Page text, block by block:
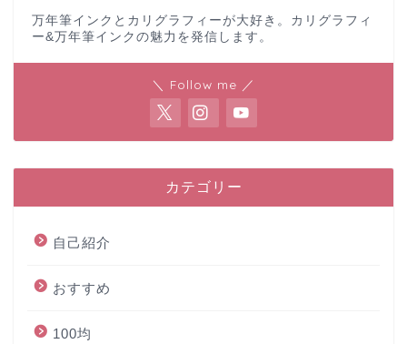
万年筆インクとカリグラフィーが大好き。カリグラフィ
ー&万年筆インクの魅力を発信します。
＼ Follow me ／
カテゴリー
自己紹介
おすすめ
100均